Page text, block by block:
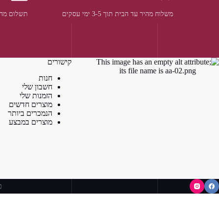
משלוח מהיר עד הבית תוך 3-5 ימי עסקים תשלום
קישורים
חנות
חשבון שלי
הזמנות שלי
מוצרים חדשים
הנמכרים ביותר
מוצרים במבצע